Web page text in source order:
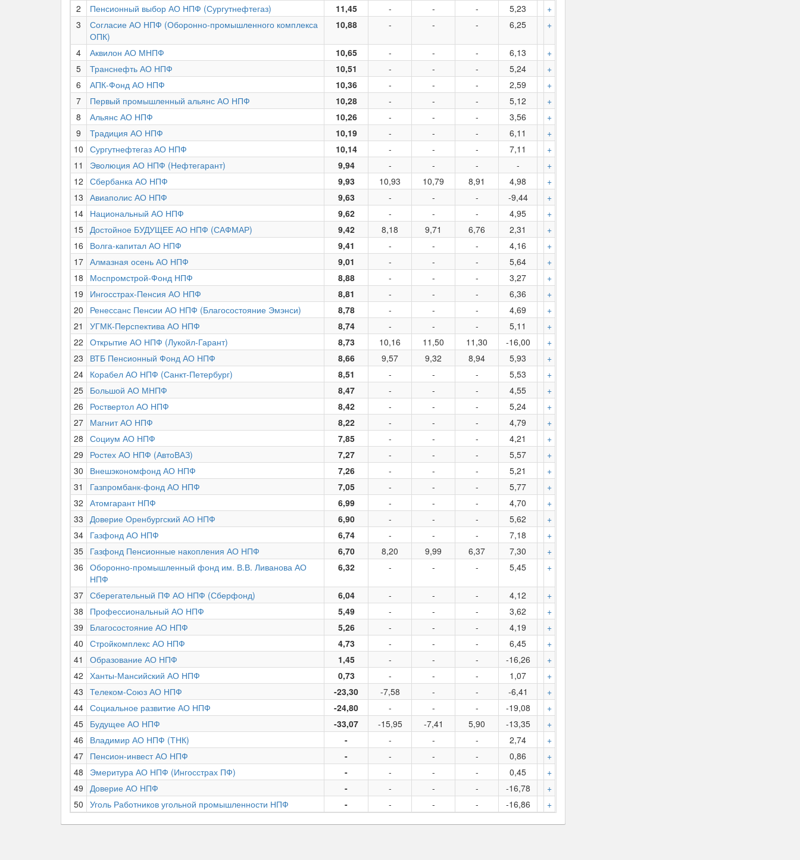
2
Пенсионный выбор АО НПФ (Сургутнефтегаз) 11,45 - - - 5,23
+
3
Согласие АО НПФ (Оборонно-промышленного комплекса
ОПК)
10,88 - - - 6,25 +
4 Аквилон АО МНПФ 10,65 - - - 6,13
+
5
Транснефть АО НПФ 10,51 - - - 5,24
+
6
АПК-Фонд АО НПФ 10,36 - - - 2,59
+
7
Первый промышленный альянс АО НПФ 10,28 - - - 5,12
+
8
Альянс АО НПФ 10,26 - - - 3,56
+
9
Традиция АО НПФ 10,19 - - - 6,11
+
10 Сургутнефтегаз АО НПФ 10,14 - - - 7,11
+
11
Эволюция АО НПФ (Нефтегарант) 9,94 - - - -
+
12 Сбербанка АО НПФ 9,93 10,93 10,79 8,91 4,98
+
13 Авиаполис АО НПФ 9,63 - - - -9,44
+
14 Национальный АО НПФ 9,62 - - - 4,95
+
15 Достойное БУДУЩЕЕ АО НПФ (САФМАР) 9,42 8,18 9,71 6,76 2,31
+
16
Волга-капитал АО НПФ 9,41 - - - 4,16
+
17 Алмазная осень АО НПФ 9,01 - - - 5,64
+
18
Моспромстрой-Фонд НПФ 8,88 - - - 3,27
+
19
Ингосстрах-Пенсия АО НПФ 8,81 - - - 6,36
+
20
Ренессанс Пенсии АО НПФ (Благосостояние Эмэнси) 8,78 - - - 4,69
+
21
УГМК-Перспектива АО НПФ 8,74 - - - 5,11
+
22 Открытие АО НПФ (Лукойл-Гарант) 8,73 10,16 11,50 11,30 -16,00
+
23
ВТБ Пенсионный Фонд АО НПФ 8,66 9,57 9,32 8,94 5,93
+
24 Корабел АО НПФ (Санкт-Петербург) 8,51 - - - 5,53
+
25 Большой АО МНПФ 8,47 - - - 4,55
+
26
Роствертол АО НПФ 8,42 - - - 5,24
+
27 Магнит АО НПФ 8,22 - - - 4,79
+
28 Социум АО НПФ 7,85 - - - 4,21
+
29
Ростех АО НПФ (АвтоВАЗ) 7,27 - - - 5,57
+
30
Внешэкономфонд АО НПФ 7,26 - - - 5,21
+
31
Газпромбанк-фонд АО НПФ 7,05 - - - 5,77
+
32 Атомгарант НПФ 6,99 - - - 4,70
+
33 Доверие Оренбургский АО НПФ 6,90 - - - 5,62
+
34 Газфонд АО НПФ 6,74 - - - 7,18
+
35 Газфонд Пенсионные накопления АО НПФ 6,70 8,20 9,99 6,37 7,30
+
36 Оборонно-промышленный фонд им. В.В. Ливанова АО
НПФ
6,32 - - - 5,45 +
37 Сберегательный ПФ АО НПФ (Сберфонд) 6,04 - - - 4,12
+
38
Профессиональный АО НПФ 5,49 - - - 3,62
+
39
Благосостояние АО НПФ 5,26 - - - 4,19
+
40 Стройкомплекс АО НПФ 4,73 - - - 6,45
+
41
Образование АО НПФ 1,45 - - - -16,26
+
42 Ханты-Мансийский АО НПФ 0,73 - - - 1,07
+
43 Телеком-Союз АО НПФ -23,30 -7,58 - - -6,41
+
44 Социальное развитие АО НПФ -24,80 - - - -19,08
+
45 Будущее АО НПФ -33,07 -15,95 -7,41 5,90 -13,35
+
46
Владимир АО НПФ (ТНК) - - - - 2,74
+
47 Пенсион-инвест АО НПФ - - - - 0,86
+
48
Эмеритура АО НПФ (Ингосстрах ПФ) - - - - 0,45
+
49 Доверие АО НПФ - - - - -16,78
+
50 Уголь Работников угольной промышленности НПФ - - - - -16,86 +